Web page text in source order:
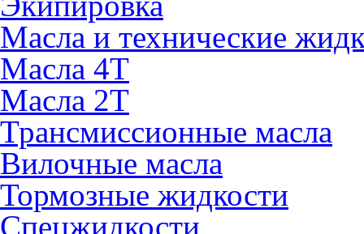
Масла и технические
Масла 4Т
Масла 2Т
Трансмиссионные масла
Вилочные масла
Тормозные жидкости
Спецжидкости